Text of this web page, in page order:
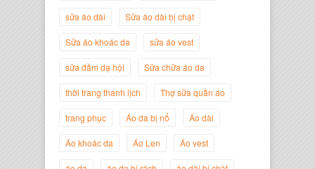
sửa áo dài Sửa áo dài bị chật
Sửa áo khoác da sửa áo vest
sửa đầm dạ hội Sữa chữa áo da
thời trang thanh lịch Thợ sửa quần áo
trang phục Áo da bị nổ Áo dài
Áo khoác da Áo Len Áo vest